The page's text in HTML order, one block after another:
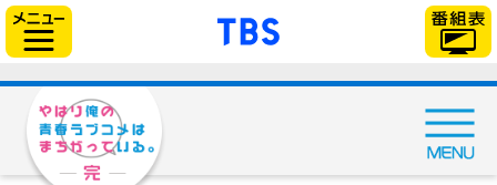
「TBSテレビ」トップ
// Can also be used with $(document).ready()